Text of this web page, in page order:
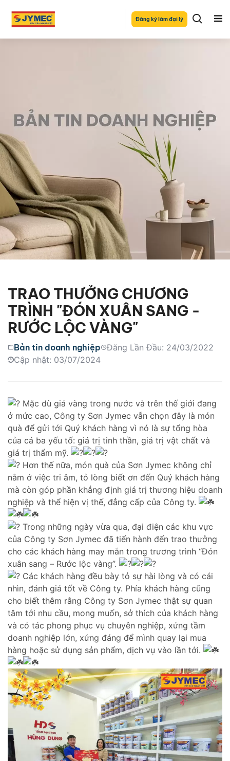
Đăng ký làm đại lý
TRAO THƯỞNG CHƯƠNG
TRÌNH "ĐÓN XUÂN SANG -
RƯỚC LỘC VÀNG"
Bản tin doanh nghiệp
Đăng Lần Đầu: 24/03/2022
Cập nhật: 03/07/2024
Mặc dù giá vàng trong nước và trên thế giới đang
ở mức cao, Công ty Sơn Jymec vẫn chọn đây là món
quà để gửi tới Quý khách hàng vì nó là sự tổng hòa
của cả ba yếu tố: giá trị tinh thần, giá trị vật chất và
giá trị thẩm mỹ.
Hơn thế nữa, món quà của Sơn Jymec không chỉ
nằm ở việc tri âm, tỏ lòng biết ơn đến Quý khách hàng
mà còn góp phần khẳng định giá trị thương hiệu doanh
nghiệp và thể hiện vị thế, đẳng cấp của Công ty.
Trong những ngày vừa qua, đại điện các khu vực
của Công ty Sơn Jymec đã tiến hành đến trao thưởng
cho các khách hàng may mắn trong trương trình “Đón
xuân sang – Rước lộc vàng”.
Các khách hàng đều bày tỏ sự hài lòng và có cái
nhìn, đánh giá tốt về Công ty. Phía khách hàng cũng
cho biết thêm rằng Công ty Sơn Jymec thật sự quan
tâm tới nhu cầu, mong muốn, sở thích của khách hàng
và có tác phong phục vụ chuyên nghiệp, xứng tầm
doanh nghiệp lớn, xứng đáng để mình quay lại mua
hàng hoặc sử dụng sản phẩm, dịch vụ vào lần tới.